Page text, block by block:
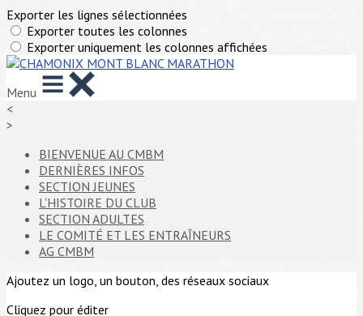
Exporter les lignes sélectionnées
Exporter toutes les colonnes
Exporter uniquement les colonnes affichées
Menu
<
>
BIENVENUE AU CMBM
DERNIÈRES INFOS
SECTION JEUNES
L'HISTOIRE DU CLUB
SECTION ADULTES
LE COMITÉ ET LES ENTRAÎNEURS
AG CMBM
Ajoutez un logo, un bouton, des réseaux sociaux
Cliquez pour éditer